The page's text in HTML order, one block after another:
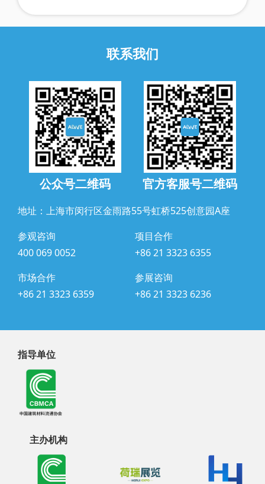
联系我们
公众号二维码 官方客服号二维码
地址：上海市闵行区金雨路55号虹桥525创意园A座
参观咨询
400 069 0052
项目合作
+86 21 3323 6355
市场合作
+86 21 3323 6359
参展咨询
+86 21 3323 6236
指导单位
主办机构